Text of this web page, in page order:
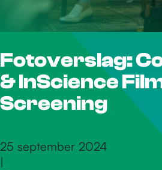
r
d
e
h
Fotoverslag:
& InScience
Screening
25 september 2024
|